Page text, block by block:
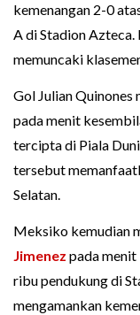
kemenangan 2-0
A di Stadion
memuncaki
Gol Julian
pada menit
tercipta di Piala
tersebut
Selatan.
Meksiko kemudian
Jimenez pada menit
ribu pendukung di
mengamankan